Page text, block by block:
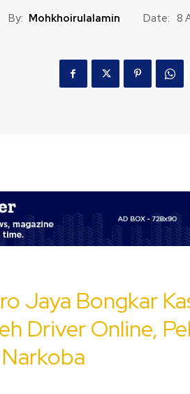
By: Mohkhoirulalamin Date: 8
Jaya Bongkar
Driver Online,